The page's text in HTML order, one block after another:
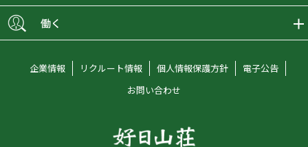
ショップブログ
会員募集
グラビティリサーチ
オンラインコンシェルジュ
好日山荘マガジン
働く
企業情報 リクルート情報 個人情報保護方針
電子公告
お問い合わせ